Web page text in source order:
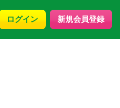
ログイン 新規会員登録